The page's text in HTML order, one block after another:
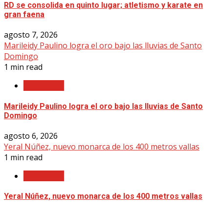
RD se consolida en quinto lugar; atletismo y karate en
gran faena
agosto 7, 2026
Marileidy Paulino logra el oro bajo las lluvias de Santo
Domingo
1 min read
Marileidy Paulino logra el oro bajo las lluvias de Santo
Domingo
agosto 6, 2026
Yeral Núñez, nuevo monarca de los 400 metros vallas
1 min read
Yeral Núñez, nuevo monarca de los 400 metros vallas